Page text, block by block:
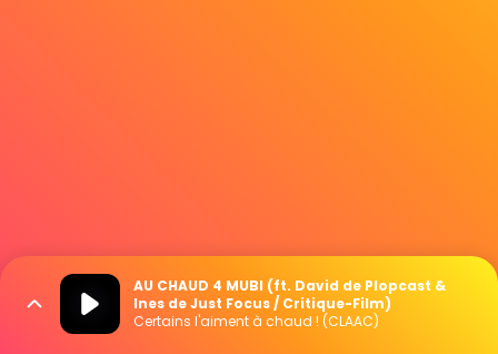
AU CHAUD 4 MUBI (ft. David de Plopcast &
Ines de Just Focus / Critique-Film)
Certains l'aiment à chaud ! (CLAAC)